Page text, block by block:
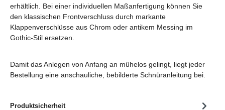
Produktsicherheit
erhältlich. Bei einer individuellen Maßanfertigung können Sie
den klassischen Frontverschluss durch markante
Klappenverschlüsse aus Chrom oder antikem Messing im
Gothic-Stil ersetzen.
Damit das Anlegen von Anfang an mühelos gelingt, liegt jeder
Bestellung eine anschauliche, bebilderte Schnüranleitung bei.